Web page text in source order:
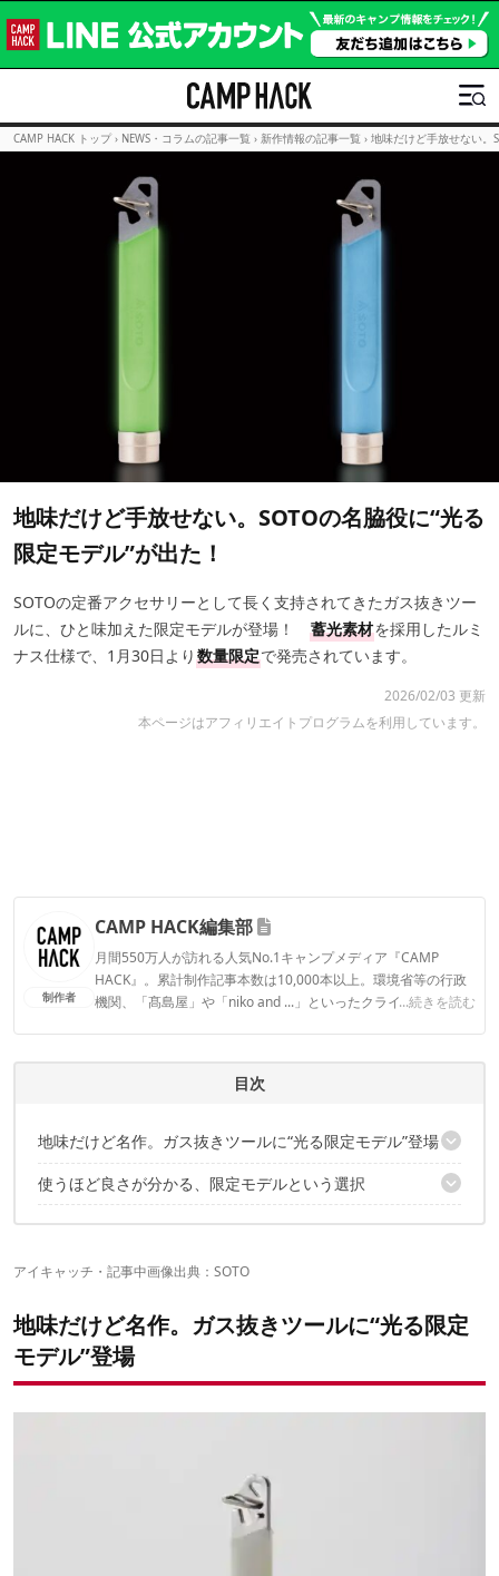
CAMP HACK トップ › NEWS・コラムの記事一覧 › 新作情報の記事一覧 › 地味だけど手放せない。
地味だけど手放せない。SOTOの名脇役に“光る
限定モデル”が出た！
SOTOの定番アクセサリーとして長く支持されてきたガス抜きツー
ルに、ひと味加えた限定モデルが登場！ 蓄光素材を採用したルミ
ナス仕様で、1月30日より 数量限定で発売されています。
2026/02/03 更新
本ページはアフィリエイトプログラムを利用しています。
制作者
CAMP HACK編集部
月間550万人が訪れる人気No.1キャンプメディア『CAMP
HACK』。累計制作記事本数は10,000本以上。環境省等の行政
機関、「髙島屋」や「niko and ...」といったクライアントとの
...続きを読む
CAMP HACK編集部のプロフィール
目次
地味だけど名作。ガス抜きツールに“光る限定モデル”登場
ガス缶処理のストレスを一瞬で解消する名脇役
使うほど良さが分かる、限定モデルという選択
アイキャッチ・記事中画像出典： SOTO
地味だけど名作。ガス抜きツールに“光る限定
モデル”登場